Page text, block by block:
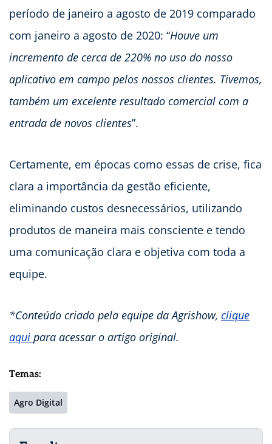
período de janeiro a agosto de 2019 comparado
com janeiro a agosto de 2020: “Houve um
incremento de cerca de 220% no uso do nosso
aplicativo em campo pelos nossos clientes. Tivemos,
também um excelente resultado comercial com a
entrada de novos clientes”.
Certamente, em épocas como essas de crise, fica
clara a importância da gestão eficiente,
eliminando custos desnecessários, utilizando
produtos de maneira mais consciente e tendo
uma comunicação clara e objetiva com toda a
equipe.
*Conteúdo criado pela equipe da Agrishow, clique
aqui para acessar o artigo original.
Temas:
Agro Digital